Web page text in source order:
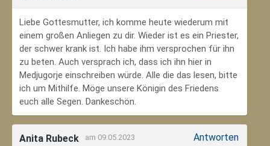
Liebe Gottesmutter, ich komme heute wiederum mit
einem großen Anliegen zu dir. Wieder ist es ein Priester,
der schwer krank ist. Ich habe ihm versprochen für ihn
zu beten. Auch versprach ich, dass ich ihn hier in
Medjugorje einschreiben würde. Alle die das lesen, bitte
ich um Mithilfe. Möge unsere Königin des Friedens
euch alle Segen. Dankeschön.
Anita Rubeck am 09.05.2023 Antworten